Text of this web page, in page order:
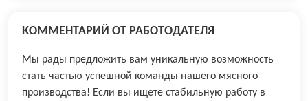
КОММЕНТАРИЙ ОТ РАБОТОДАТЕЛЯ
Мы рады предложить вам уникальную возможность
стать частью успешной команды нашего мясного
производства! Если вы ищете стабильную работу в